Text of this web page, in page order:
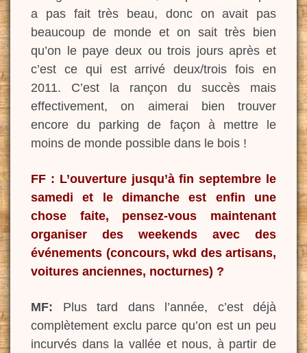
a pas fait très beau, donc on avait pas
beaucoup de monde et on sait très bien
qu’on le paye deux ou trois jours après et
c’est ce qui est arrivé deux/trois fois en
2011. C’est la rançon du succès mais
effectivement, on aimerai bien trouver
encore du parking de façon à mettre le
moins de monde possible dans le bois !
FF : L’ouverture jusqu’à fin septembre le
samedi et le dimanche est enfin une
chose faite, pensez-vous maintenant
organiser des weekends avec des
événements (concours, wkd des artisans,
voitures anciennes, nocturnes) ?
MF: Plus tard dans l’année, c’est déjà
complètement exclu parce qu’on est un peu
incurvés dans la vallée et nous, à partir de